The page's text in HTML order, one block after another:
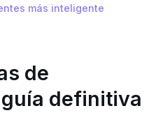
más inteligente
de
definitiva